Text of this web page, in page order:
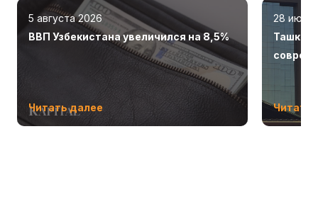
5 августа 2026
ВВП Узбекистана увеличился на 8,5%
Читать далее
28 июля
Читать